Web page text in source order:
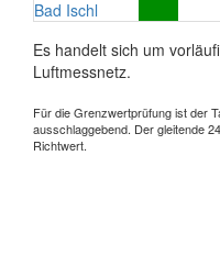
Bad Ischl
Es handelt sich um
Luftmessnetz.
Für die Grenzwertprüfung ist der
ausschlaggebend. Der gleitende
Richtwert.